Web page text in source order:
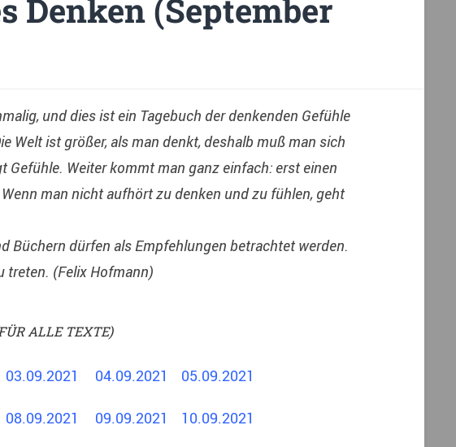
Denken (September
und dies ist ein Tagebuch der denkenden Gefühle
Welt ist größer, als man denkt, deshalb muß man sich
Gefühle. Weiter kommt man ganz einfach: erst einen
man nicht aufhört zu denken und zu fühlen, geht
Büchern dürfen als Empfehlungen betrachtet werden.
treten. (Felix Hofmann)
ALLE TEXTE)
03.09.2021 04.09.2021 05.09.2021
08.09.2021 09.09.2021 10.09.2021